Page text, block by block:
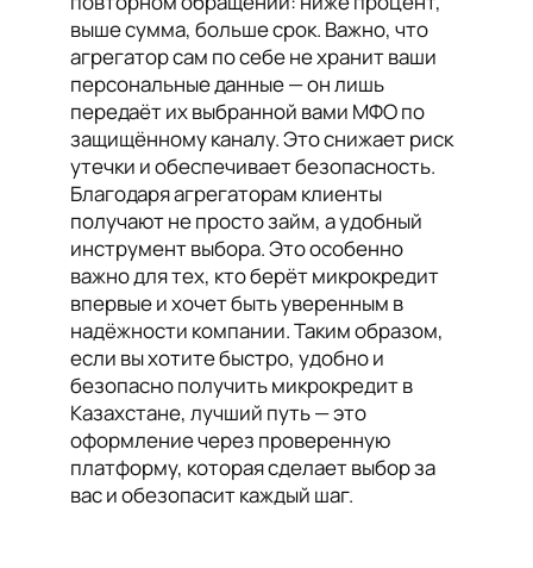
выше сумма, больше срок. Важно, что
агрегатор сам по себе не хранит ваши
персональные данные — он лишь
передаёт их выбранной вами МФО по
защищённому каналу. Это снижает риск
утечки и обеспечивает безопасность.
Благодаря агрегаторам клиенты
получают не просто займ, а удобный
инструмент выбора. Это особенно
важно для тех, кто берёт микрокредит
впервые и хочет быть уверенным в
надёжности компании. Таким образом,
если вы хотите быстро, удобно и
безопасно получить микрокредит в
Казахстане, лучший путь — это
оформление через проверенную
платформу, которая сделает выбор за
вас и обезопасит каждый шаг.